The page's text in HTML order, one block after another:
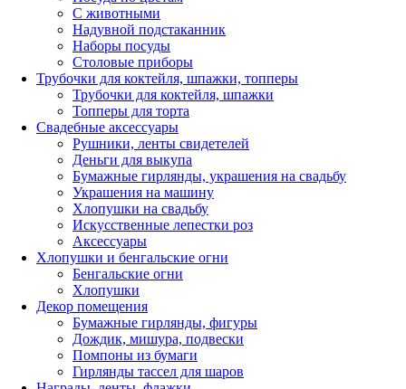
С животными
Надувной подстаканник
Наборы посуды
Столовые приборы
Трубочки для коктейля, шпажки, топперы
Трубочки для коктейля, шпажки
Топперы для торта
Свадебные аксессуары
Рушники, ленты свидетелей
Деньги для выкупа
Бумажные гирлянды, украшения на свадьбу
Украшения на машину
Хлопушки на свадьбу
Искусственные лепестки роз
Аксессуары
Хлопушки и бенгальские огни
Бенгальские огни
Хлопушки
Декор помещения
Бумажные гирлянды, фигуры
Дождик, мишура, подвески
Помпоны из бумаги
Гирлянды тассел для шаров